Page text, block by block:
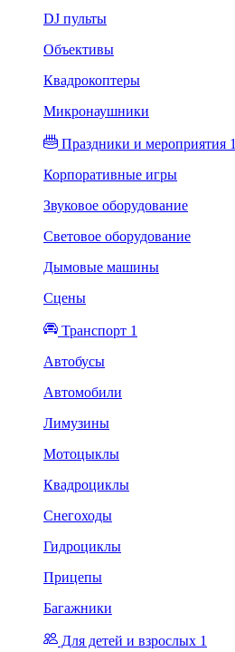
DJ пульты
Объективы
Квадрокоптеры
Микронаушники
Праздники и мероприятия 1
Корпоративные игры
Звуковое оборудование
Световое оборудование
Дымовые машины
Сцены
Транспорт 1
Автобусы
Автомобили
Лимузины
Мотоцыклы
Квадроциклы
Снегоходы
Гидроциклы
Прицепы
Багажники
Для детей и взрослых 1